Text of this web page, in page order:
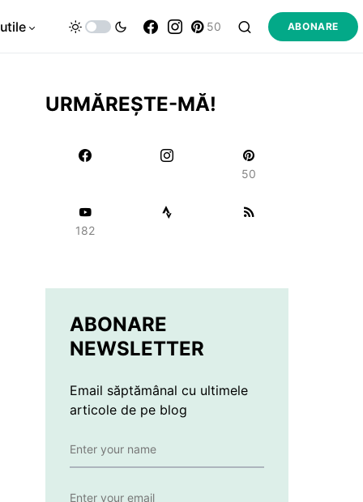
50 ABONARE
URMĂREȘTE-MĂ!
50
182
ABONARE
NEWSLETTER
Email săptămânal cu ultimele
articole de pe blog